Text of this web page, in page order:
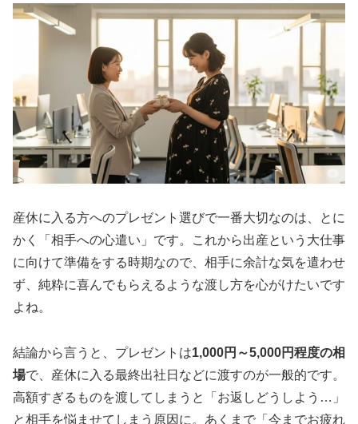
産休に入る方へのプレゼント選びで一番大切なのは、とに
かく「相手への心遣い」です。これから出産という大仕事
に向けて準備をする時期なので、相手に余計な気を遣わせ
ず、純粋に喜んでもらえるような渡し方を心がけたいです
よね。
結論から言うと、プレゼントは1,000円～5,000円程度の相
場で、 産休に入る最終出社日などに渡すのが一般的です。
高額すぎるものを渡してしまうと「お返しどうしよう…」
と相手を悩ませてしまう原因に。あくまで「今までお疲れ